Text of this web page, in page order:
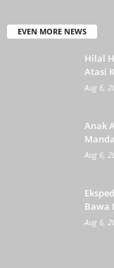
EVEN MORE NEWS
Hilal
Atasi
Aug 6,
Anak
Aug 6,
Bawa
Aug 6,